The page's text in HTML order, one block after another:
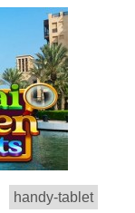
handy-tablet